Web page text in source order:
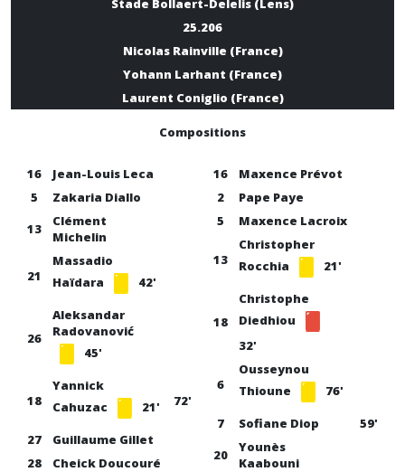
Stade Bollaert-Delelis (Lens)
25.206
Nicolas Rainville (France)
Yohann Larhant (France)
Laurent Coniglio (France)
Compositions
16
Jean-Louis Leca
5
Zakaria Diallo
13
Clément
Michelin
21
Massadio
Haïdara
42'
26
Aleksandar
Radovanović
45'
18
Yannick
Cahuzac
21' 72'
27
Guillaume Gillet
28
Cheick Doucouré
16
Maxence Prévot
2
Pape Paye
5
Maxence Lacroix
13
Christopher
Rocchia
21'
18
Christophe
Diedhiou
32'
6
Ousseynou
Thioune
76'
7
Sofiane Diop
59'
20
Younès
Kaabouni